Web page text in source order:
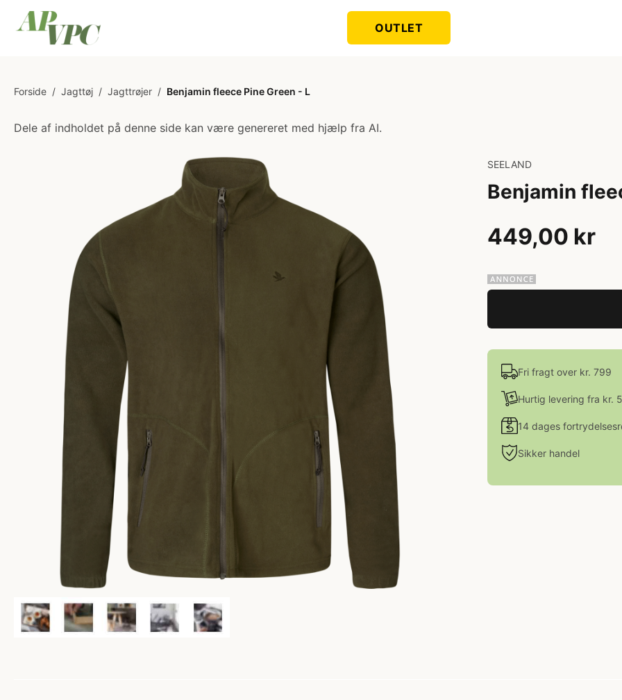
OUTLET
Forside / Jagttøj / Jagttrøjer / Benjamin fleece Pine Green - L
Dele af indholdet på denne side kan være genereret med hjælp fra AI.
SEELAND
Benjamin
449,00 kr
Fri fragt over kr. 799
Hurtig levering fra kr.
14 dages
Sikker handel